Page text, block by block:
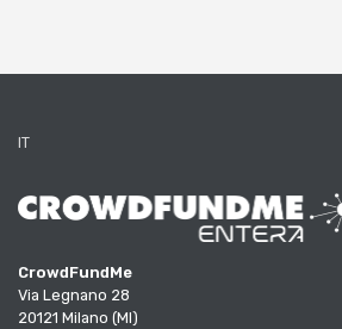
IT
CrowdFundMe
Via Legnano 28
20121 Milano (MI)